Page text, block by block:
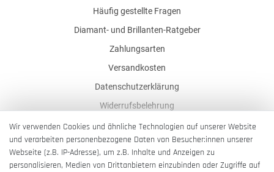
Häufig gestellte Fragen
Diamant- und Brillanten-Ratgeber
Zahlungsarten
Versandkosten
Datenschutzerklärung
Widerrufsbelehrung
AGB
Impressum
Barrierefreiheitserklärung
Wir verwenden Cookies und ähnliche Technologien auf unserer Website
und verarbeiten personenbezogene Daten von Besucher:innen unserer
Webseite (z.B. IP-Adresse), um z.B. Inhalte und Anzeigen zu
personalisieren, Medien von Drittanbietern einzubinden oder Zugriffe auf